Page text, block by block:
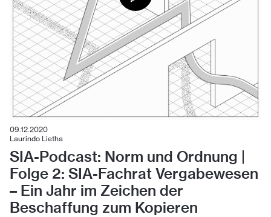
09.12.2020
Laurindo Lietha
SIA-Podcast: Norm und Ordnung |
Folge 2: SIA-Fachrat Vergabewesen
– Ein Jahr im Zeichen der
Beschaffung zum Kopieren